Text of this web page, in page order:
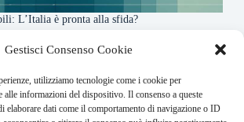
Gestisci Consenso Cookie
utilizziamo tecnologie come i cookie per
alle informazioni del dispositivo. Il consenso a queste
elaborare dati come il comportamento di navigazione o ID
L’Italia è pronta alla sfida?
giorno trova per te le notizie più